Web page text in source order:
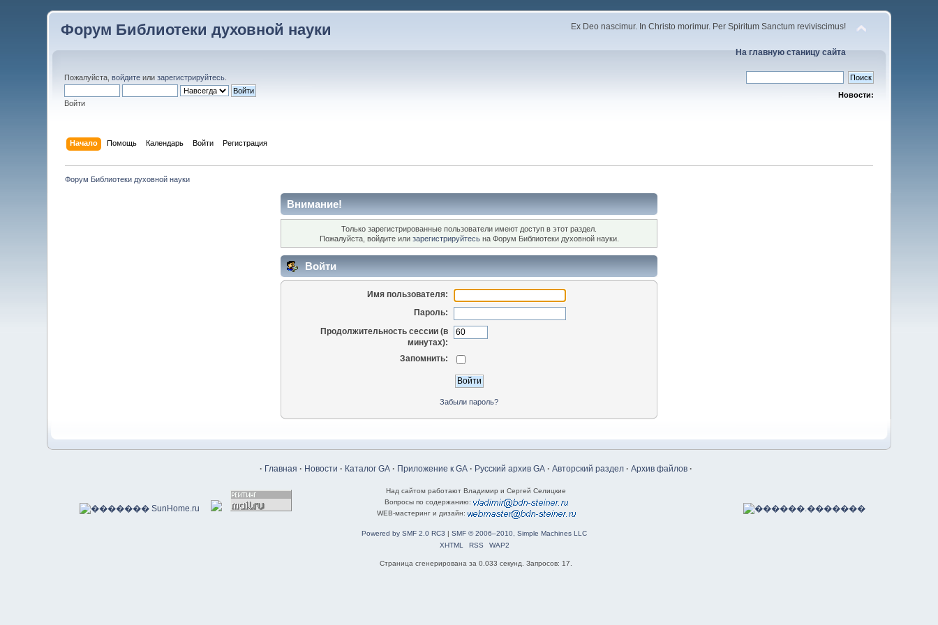
Форум Библиотеки духовной науки Ex Deo nascimur. In Christo morimur. Per Spiritum Sanctum reviviscimus!
На главную станицу сайта
Пожалуйста,войдите илизарегистрируйтесь
Войти
Новости:
Начало Помощь Календарь Войти Регистрация
Форум Библиотеки духовной науки
Внимание!
Только зарегистрированные пользователи имеют доступ в этот раздел.
Пожалуйста, войдите или зарегистрируйтесьна Форум Библиотеки духовной науки.
Войти
Имя пользователя:
Пароль:
Продолжительность сессии (в
минутах):
Запомнить:
Забыли пароль?
· Главная · Новости · Каталог GA · Приложение к GA · Русский архив GA · Авторский раздел · Архив файлов ·
Над сайтом работают Владимир и Сергей Селицкие
Вопросы по содержанию:
WEB-мастеринг и дизайн:
Powered by SMF 2.0 RC3 | SMF © 2006–2010, Simple Machines LLC
XHTML
RSS WAP2
Страница сгенерирована за 0.033 секунд. Запросов: 17.